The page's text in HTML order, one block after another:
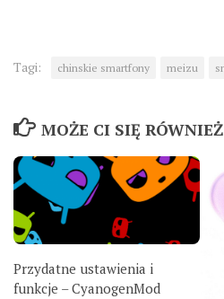
Tagi: chinskie smartfony meizu
MOŻE CI SIĘ
Przydatne ustawienia i
funkcje – CyanogenMod